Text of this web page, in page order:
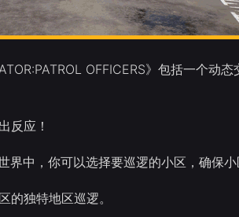
OFFICERS》包括一个
反应！
界中，你可以选择要巡逻的小区，确保小
的独特地区巡逻。